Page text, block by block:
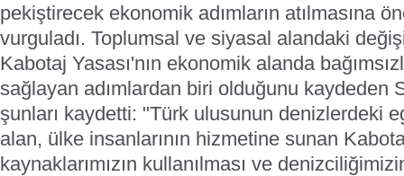
pekiştirecek ekonomik adımların atılmasına
vurguladı. Toplumsal ve siyasal alandaki
Kabotaj Yasası'nın ekonomik alanda
sağlayan adımlardan biri olduğunu kaydeden
şunları kaydetti: "Türk ulusunun denizlerdeki
alan, ülke insanlarının hizmetine sunan
kaynaklarımızın kullanılması ve